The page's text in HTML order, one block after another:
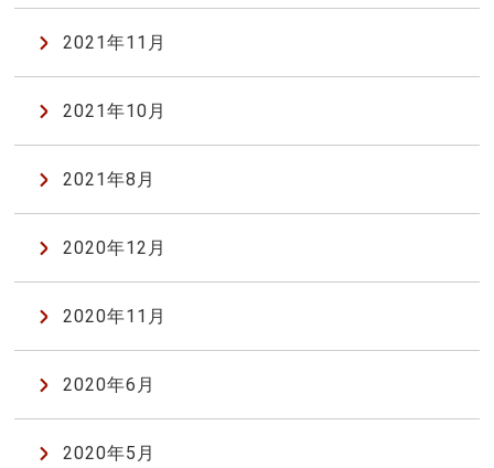
2021年11月
2021年10月
2021年8月
2020年12月
2020年11月
2020年6月
2020年5月